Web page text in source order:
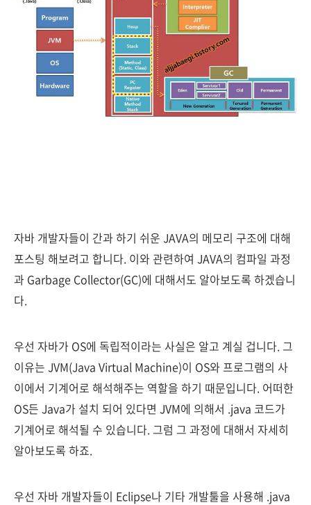
자바 개발자들이 간과 하기 쉬운 JAVA의 메모리 구조에 대해
포스팅 해보려고 합니다. 이와 관련하여 JAVA의 컴파일 과정
과 Garbage Collector(GC)에 대해서도 알아보도록 하겠습니
다.
우선 자바가 OS에 독립적이라는 사실은 알고 계실 겁니다. 그
이유는 JVM(Java Virtual Machine)이 OS와 프로그램의 사
이에서 기계어로 해석해주는 역할을 하기 때문입니다. 어떠한
OS든 Java가 설치 되어 있다면 JVM에 의해서 .java 코드가
기계어로 해석될 수 있습니다. 그럼 그 과정에 대해서 자세히
알아보도록 하죠.
우선 자바 개발자들이 Eclipse나 기타 개발툴을 사용해 .java